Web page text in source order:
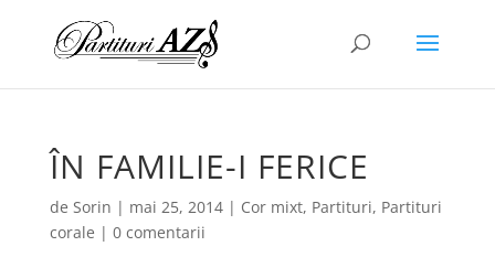
ÎN FAMILIE-I FERICE
de Sorin | mai 25, 2014| Cor mixt, Partituri, Partituri
corale | 0 comentarii